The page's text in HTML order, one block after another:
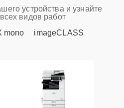
устройства и узнайте
видов работ
mono imageCLASS